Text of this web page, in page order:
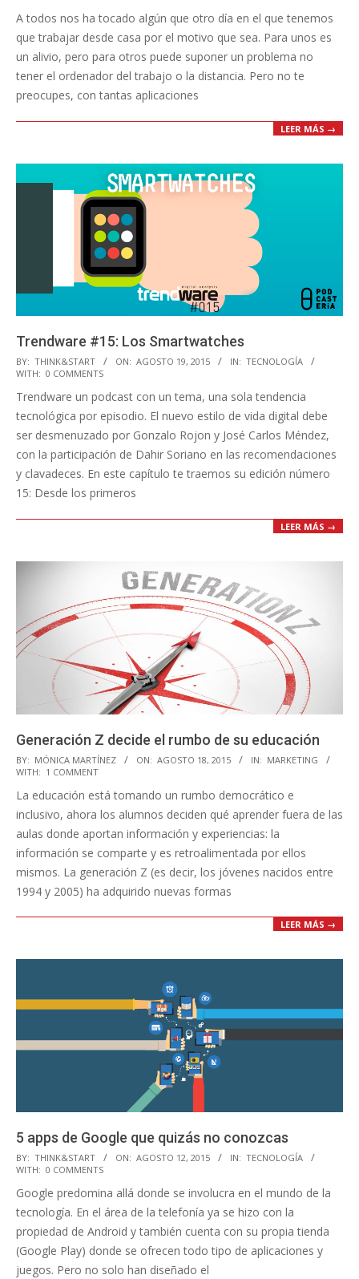
19
A todos nos ha tocado algún que otro día en el que tenemos
que trabajar desde casa por el motivo que sea. Para unos es
un alivio, pero para otros puede suponer un problema no
tener el ordenador del trabajo o la distancia. Pero no te
preocupes, con tantas aplicaciones
LEER MÁS →
Trendware #15: Los Smartwatches
2015-
08-
19
BY: THINK&START ON: AGOSTO 19, 2015 IN: TECNOLOGÍA
WITH: 0 COMMENTS
Trendware un podcast con un tema, una sola tendencia
tecnológica por episodio. El nuevo estilo de vida digital debe
ser desmenuzado por Gonzalo Rojon y José Carlos Méndez,
con la participación de Dahir Soriano en las recomendaciones
y clavadeces. En este capítulo te traemos su edición número
15: Desde los primeros
LEER MÁS →
Generación Z decide el rumbo de su educación
2015-
08-
18
BY: MÓNICA MARTÍNEZ ON: AGOSTO 18, 2015 IN: MARKETING
WITH: 1 COMMENT
La educación está tomando un rumbo democrático e
inclusivo, ahora los alumnos deciden qué aprender fuera de las
aulas donde aportan información y experiencias: la
información se comparte y es retroalimentada por ellos
mismos. La generación Z (es decir, los jóvenes nacidos entre
1994 y 2005) ha adquirido nuevas formas
LEER MÁS →
5 apps de Google que quizás no conozcas
2015-
08-
12
BY: THINK&START ON: AGOSTO 12, 2015 IN: TECNOLOGÍA
WITH: 0 COMMENTS
Google predomina allá donde se involucra en el mundo de la
tecnología. En el área de la telefonía ya se hizo con la
propiedad de Android y también cuenta con su propia tienda
(Google Play) donde se ofrecen todo tipo de aplicaciones y
juegos. Pero no solo han diseñado el